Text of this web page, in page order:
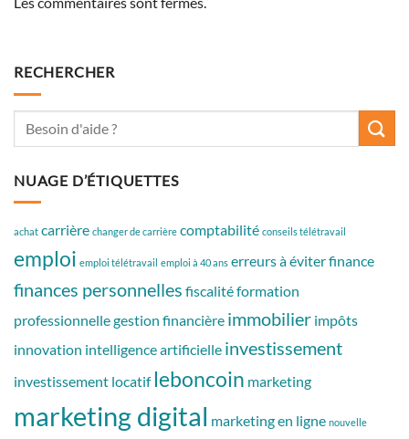
RECHERCHER
NUAGE D’ÉTIQUETTES
achat carrière changer de carrière comptabilité conseils télétravail
emploi emploi télétravail emploi à 40 ans erreurs à éviterfinance
finances personnelles fiscalitéformation
professionnellegestion financière immobilier impôts
innovation intelligence artificielle investissement
investissement locatif leboncoin marketing
marketing digital marketing en ligne nouvelle